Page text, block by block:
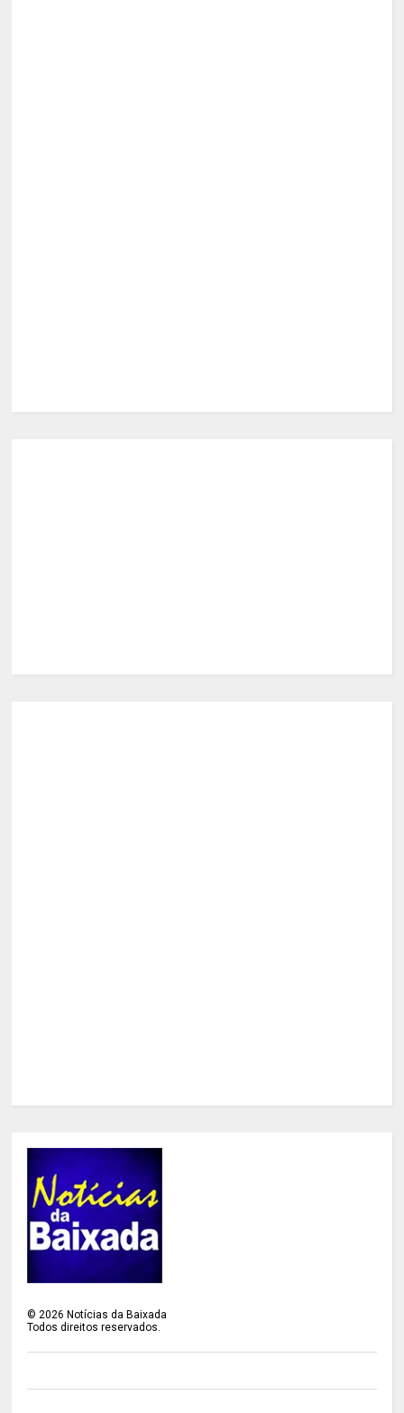
© 2026 Notícias da Baixada
Todos direitos reservados.